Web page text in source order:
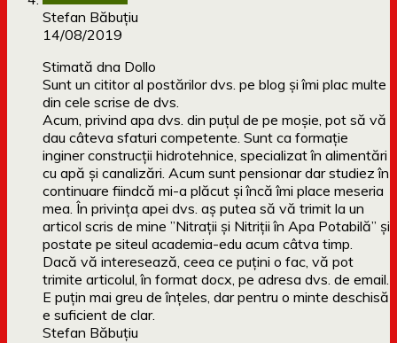
Stefan Băbuțiu
14/08/2019
Stimată dna Dollo
Sunt un cititor al postărilor dvs. pe blog și îmi plac multe
din cele scrise de dvs.
Acum, privind apa dvs. din puțul de pe moșie, pot să vă
dau câteva sfaturi competente. Sunt ca formație
inginer construcții hidrotehnice, specializat în alimentări
cu apă și canalizări. Acum sunt pensionar dar studiez în
continuare fiindcă mi-a plăcut și încă îmi place meseria
mea. În privința apei dvs. aș putea să vă trimit la un
articol scris de mine ”Nitrații și Nitriții în Apa Potabilă” și
postate pe siteul academia-edu acum câtva timp.
Dacă vă interesează, ceea ce puțini o fac, vă pot
trimite articolul, în format docx, pe adresa dvs. de email.
E puțin mai greu de înțeles, dar pentru o minte deschisă
e suficient de clar.
Stefan Băbuțiu